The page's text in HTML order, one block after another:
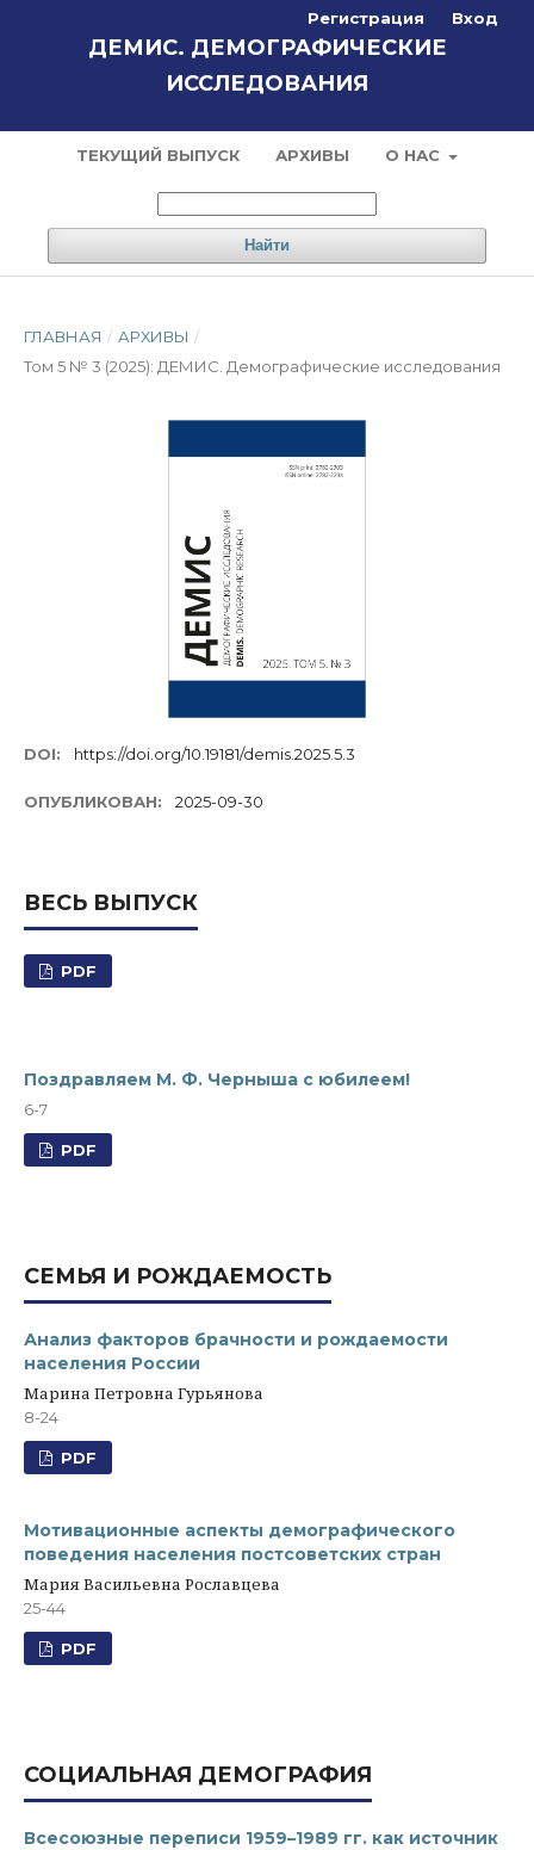
ДЕМИС. ДЕМОГРАФИЧЕСКИЕ
ИССЛЕДОВАНИЯ
ТЕКУЩИЙ ВЫПУСК АРХИВЫ О НАС
Найти
Регистрация Вход
ГЛАВНАЯ / АРХИВЫ /
Том 5 № 3 (2025): ДЕМИС. Демографические исследования
DOI: https://doi.org/10.19181/demis.2025.5.3
ОПУБЛИКОВАН: 2025-09-30
ВЕСЬ ВЫПУСК
PDF
Поздравляем М. Ф. Черныша с юбилеем!
6-7
PDF
СЕМЬЯ И РОЖДАЕМОСТЬ
Анализ факторов брачности и рождаемости
населения России
Марина Петровна Гурьянова
8-24
PDF
Мотивационные аспекты демографического
поведения населения постсоветских стран
Мария Васильевна Рославцева
25-44
PDF
СОЦИАЛЬНАЯ ДЕМОГРАФИЯ
Всесоюзные переписи 1959–1989 гг. как источник